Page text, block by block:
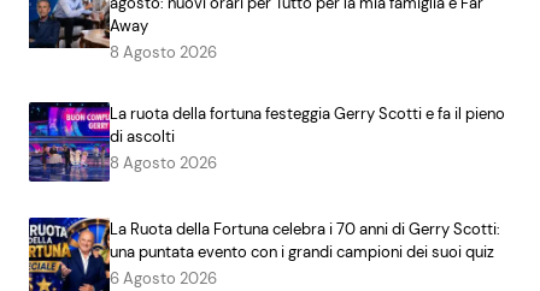
Away
8 Agosto 2026
La ruota della fortuna festeggia Gerry Scotti e fa il pieno
di ascolti
8 Agosto 2026
La Ruota della Fortuna celebra i 70 anni di Gerry Scotti:
una puntata evento con i grandi campioni dei suoi quiz
6 Agosto 2026